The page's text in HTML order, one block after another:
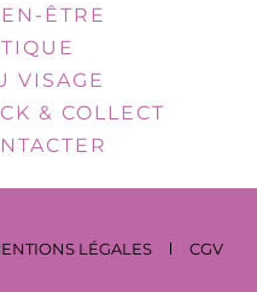
ÊTRE
VISAGE
& COLLECT
LÉGALES CGV